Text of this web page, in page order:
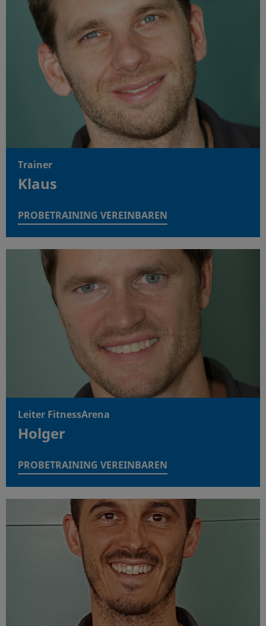
Trainer
Klaus
PROBETRAINING VEREINBAREN
Leiter FitnessArena
Holger
PROBETRAINING VEREINBAREN